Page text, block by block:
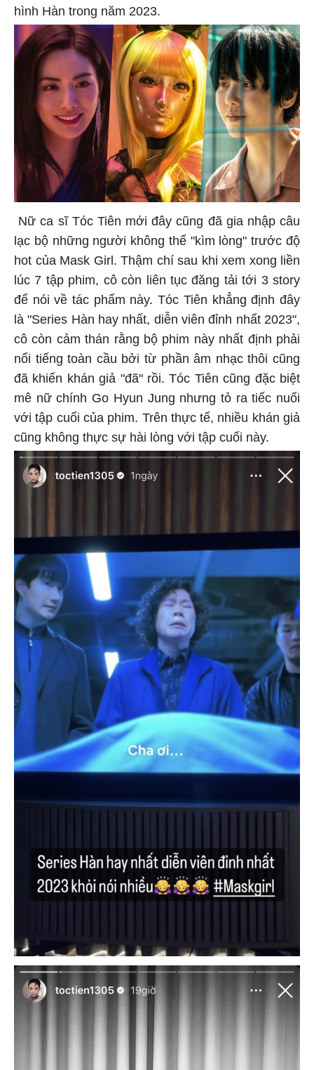
hình Hàn trong năm 2023.
Nữ ca sĩ Tóc Tiên mới đây cũng đã gia nhập câu
lạc bộ những người không thể "kìm lòng" trước độ
hot của Mask Girl. Thậm chí sau khi xem xong liền
lúc 7 tập phim, cô còn liên tục đăng tải tới 3 story
để nói về tác phẩm này. Tóc Tiên khẳng định đây
là "Series Hàn hay nhất, diễn viên đỉnh nhất 2023",
cô còn cảm thán rằng bộ phim này nhất định phải
nổi tiếng toàn cầu bởi từ phần âm nhạc thôi cũng
đã khiến khán giả "đã" rồi. Tóc Tiên cũng đặc biệt
mê nữ chính Go Hyun Jung nhưng tỏ ra tiếc nuối
với tập cuối của phim. Trên thực tế, nhiều khán giả
cũng không thực sự hài lòng với tập cuối này.